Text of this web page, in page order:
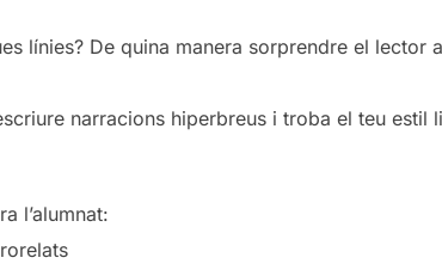
línies? De quina manera sorprendre el lector
narracions hiperbreus i troba el teu estil
l’alumnat: